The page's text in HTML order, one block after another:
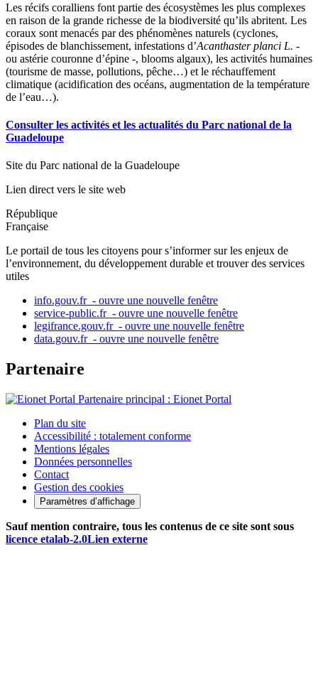
Les récifs coralliens font partie des écosystèmes les plus complexes
en raison de la grande richesse de la biodiversité qu’ils abritent. Les
coraux sont menacés par des phénomènes naturels (cyclones,
épisodes de blanchissement, infestations d’Acanthaster planci L. -
ou astérie couronne d’épine -, blooms algaux), les activités humaines
(tourisme de masse, pollutions, pêche…) et le réchauffement
climatique (acidification des océans, augmentation de la température
de l’eau…).
Consulter les activités et les actualités du Parc national de la
Guadeloupe
Site du Parc national de la Guadeloupe
Lien direct vers le site web
République
Française
Le portail de tous les citoyens pour s’informer sur les enjeux de
l’environnement, du développement durable et trouver des services
utiles
info.gouv.fr - ouvre une nouvelle fenêtre
service-public.fr - ouvre une nouvelle fenêtre
legifrance.gouv.fr - ouvre une nouvelle fenêtre
data.gouv.fr - ouvre une nouvelle fenêtre
Partenaire
Partenaire principal : Eionet Portal
Plan du site
Accessibilité : totalement conforme
Mentions légales
Données personnelles
Contact
Gestion des cookies
Paramètres d’affichage
Sauf mention contraire, tous les contenus de ce site sont sous
licence etalab-2.0Lien externe